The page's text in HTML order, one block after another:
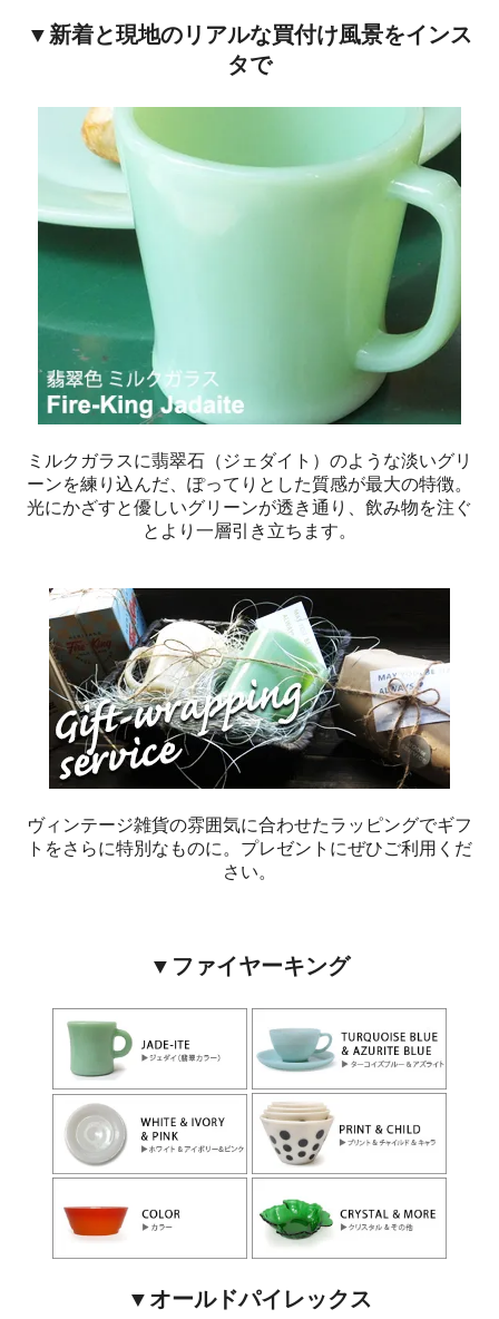
▼新着と現地のリアルな買付け風景をインス
タで
ミルクガラスに翡翠石（ジェダイト）のような淡いグリ
ーンを練り込んだ、ぽってりとした質感が最大の特徴。
光にかざすと優しいグリーンが透き通り、飲み物を注ぐ
とより一層引き立ちます。
ヴィンテージ雑貨の雰囲気に合わせたラッピングでギフ
トをさらに特別なものに。プレゼントにぜひご利用くだ
さい。
▼ファイヤーキング
▼オールドパイレックス